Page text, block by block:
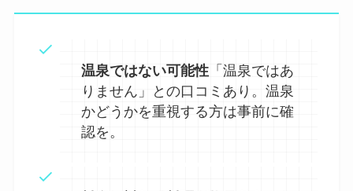
温泉ではない可能性 「温泉ではあ
りません」との口コミあり。温泉
かどうかを重視する方は事前に確
認を。